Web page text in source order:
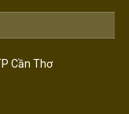
Cần Thơ